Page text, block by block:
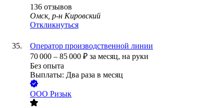
136 отзывов
Омск, р-н Кировский
Откликнуться
Оператор производственной линии
70 000 – 85 000 ₽ за месяц, на руки
Без опыта
Выплаты: Два раза в месяц
ООО Ризык